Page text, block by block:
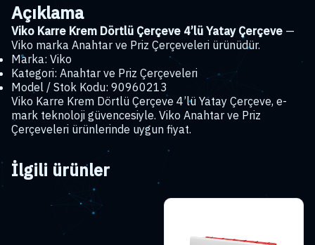
Açıklama
Viko Karre Krem Dörtlü Çerçeve 4’lü Yatay Çerçeve —
Viko marka Anahtar ve Priz Çerçeveleri ürünüdür.
Marka: Viko
Kategori: Anahtar ve Priz Çerçeveleri
Model / Stok Kodu: 90960213
Viko Karre Krem Dörtlü Çerçeve 4’lü Yatay Çerçeve, e-
mark teknoloji güvencesiyle. Viko Anahtar ve Priz
Çerçeveleri ürünlerinde uygun fiyat.
İlgili ürünler